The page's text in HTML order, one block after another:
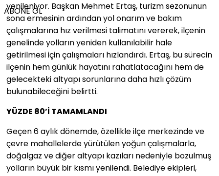
ABONE OL
yenileniyor. Başkan Mehmet Ertaş, turizm sezonunun
sona ermesinin ardından yol onarım ve bakım
çalışmalarına hız verilmesi talimatını vererek, ilçenin
genelinde yolların yeniden kullanılabilir hale
getirilmesi için çalışmaları hızlandırdı. Ertaş, bu sürecin
ilçenin hem günlük hayatını rahatlatacağını hem de
gelecekteki altyapı sorunlarına daha hızlı çözüm
bulunabileceğini belirtti.
YÜZDE 80’İ TAMAMLANDI
Geçen 6 aylık dönemde, özellikle ilçe merkezinde ve
çevre mahallelerde yürütülen yoğun çalışmalarla,
doğalgaz ve diğer altyapı kazıları nedeniyle bozulmuş
yolların büyük bir kısmı yenilendi. Belediye ekipleri,